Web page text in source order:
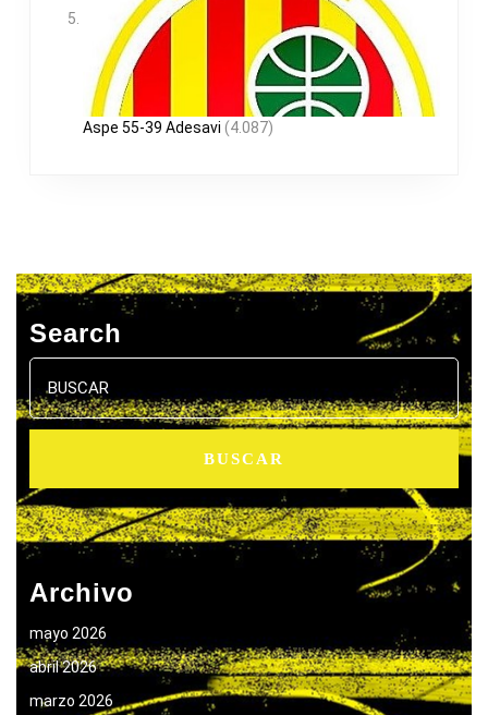
Aspe 55-39 Adesavi (4.087)
Search
Buscar:
Archivo
mayo 2026
abril 2026
marzo 2026